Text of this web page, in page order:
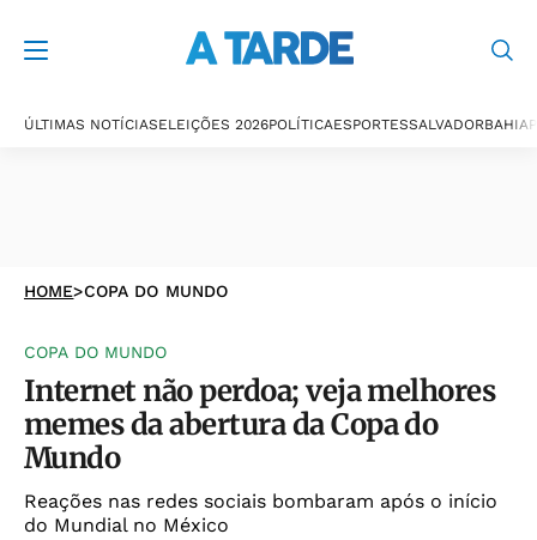
ÚLTIMAS NOTÍCIASELEIÇÕES 2026POLÍTICAESPORTESSALVADORBAHIA
HOME>COPA DO MUNDO
COPA DO MUNDO
Internet não perdoa; veja melhores
memes da abertura da Copa do
Mundo
Reações nas redes sociais bombaram após o início
do Mundial no México